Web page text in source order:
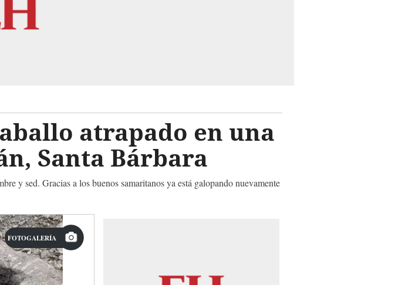
atrapado en una
Santa Bárbara
y sed. Gracias a los buenos samaritanos ya está galopando nuevamente
FOTOGALERÍA